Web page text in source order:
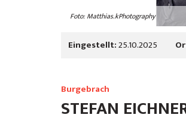
Foto: Matthias.kPhotography
Eingestellt:25.10.2025
Burgebrach
STEFAN